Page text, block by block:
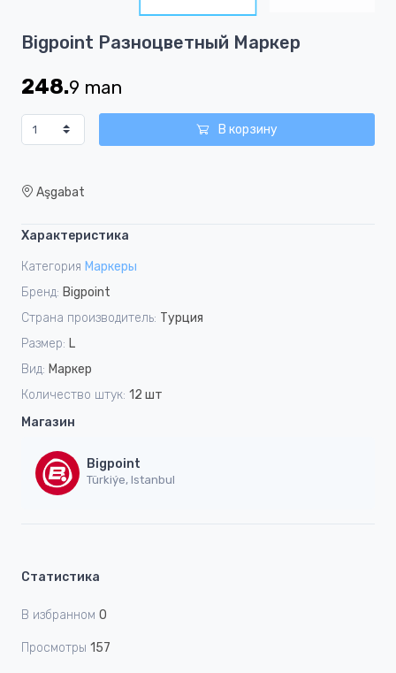
1
4
Bigpoint Разноцветный Маркер
248.9 man
В корзину
Aşgabat
Характеристика
Категория Маркеры
Бренд: Bigpoint
Страна производитель: Турция
Размер: L
Вид: Маркер
Количество штук: 12 шт
Магазин
Bigpoint
Türkiýe, Istanbul
Статистика
В избранном 0
Просмотры 157